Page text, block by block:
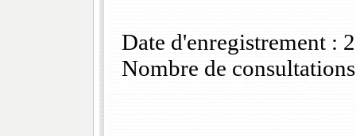
Date d'enregistrement :
Nombre de